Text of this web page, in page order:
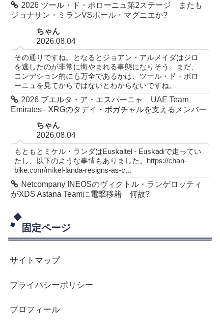
2026 ツール・ド・ポローニュ第2ステージ またも
ジョナサン・ミランVSポール・マグニエか?
ちゃん
2026.08.04
その通りですね。となるとジョアン・アルメイダはジロ
を逃したのが非常に悔やまれる事態になりそう。まだ、
コンデション的にも万全であるかは、ツール・ド・ポロ
ーニュを見てからではないとわからないですね。
2026 ブエルタ・ア・エスパーニャ UAE Team
Emirates - XRGのタデイ・ポガチャルを支えるメンバー
ちゃん
2026.08.04
もともとミケル・ランダはEuskaltel - Euskadiで走ってい
たし、以下のような事情もありました。https://chan-
bike.com/mikel-landa-resigns-as-c...
Netcompany INEOSのヴィクトル・ランゲロッティ
がXDS Astana Teamに電撃移籍 何故?
固定ページ
サイトマップ
プライバシーポリシー
プロフィール